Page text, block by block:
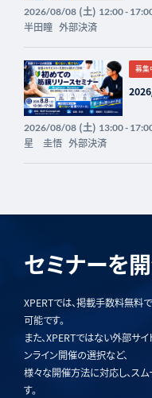
2026/08/08(土) 12:00 -
半田瞳 外部決済
募集
2026/08/08(土) 13:00 -
星 圭悟 外部決済
セミナーを
XPERTでは、掲載手数料無料
可能です。
また、XPERTではない外部サ
ンライン開催の選択など、
様々な開催方法に対応し、ス
す。